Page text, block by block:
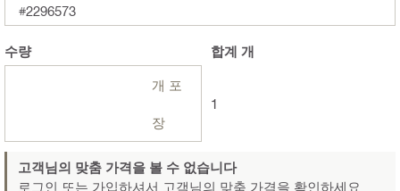
#2296573
수량
개 포
장
합계 개
1
고객님의 맞춤 가격을 볼 수 없습니다
로그인 또는 가입하셔서 고객님의 맞춤 가격을 확인하세요